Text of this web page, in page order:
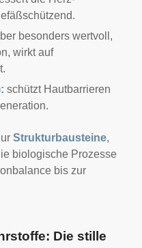
besonders wertvoll,
wirkt auf
schützt Hautbarrieren
Strukturbausteine,
biologische Prozesse
bis zur
Die stille